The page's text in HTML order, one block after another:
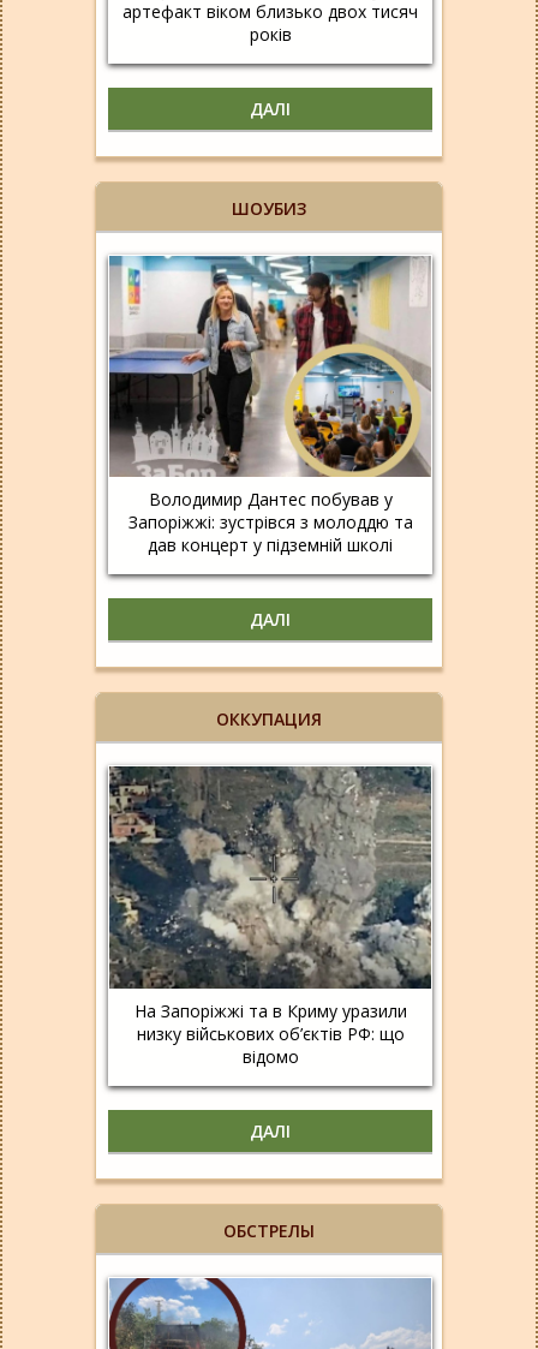
артефакт віком близько двох тисяч
років
ДАЛІ
ШОУБИЗ
Володимир Дантес побував у
Запоріжжі: зустрівся з молоддю та
дав концерт у підземній школі
ДАЛІ
ОККУПАЦИЯ
На Запоріжжі та в Криму уразили
низку військових об’єктів РФ: що
відомо
ДАЛІ
ОБСТРЕЛЫ